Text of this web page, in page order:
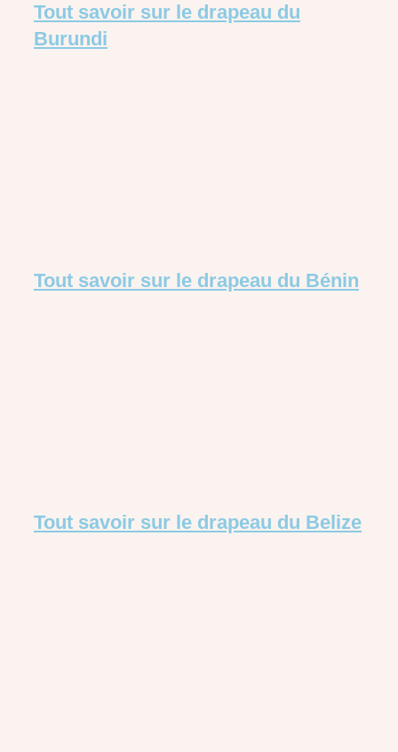
Tout savoir sur le drapeau du
Burundi
Tout savoir sur le drapeau du Bénin
Tout savoir sur le drapeau du Belize